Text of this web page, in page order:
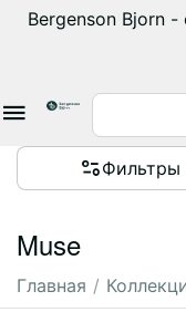
Bergenson Bjorn
Фильтры
Muse
Главная /